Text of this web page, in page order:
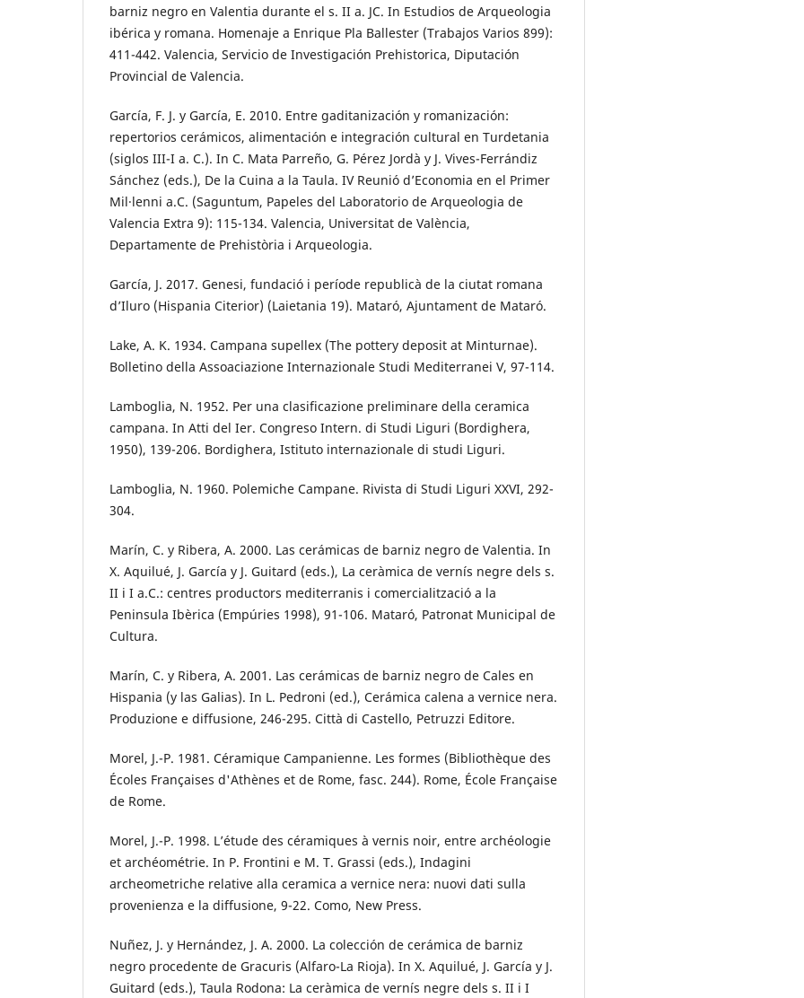
barniz negro en Valentia durante el s. II a. JC. In Estudios de Arqueologia
ibérica y romana. Homenaje a Enrique Pla Ballester (Trabajos Varios 899):
411-442. Valencia, Servicio de Investigación Prehistorica, Diputación
Provincial de Valencia.
García, F. J. y García, E. 2010. Entre gaditanización y romanización:
repertorios cerámicos, alimentación e integración cultural en Turdetania
(siglos III-I a. C.). In C. Mata Parreño, G. Pérez Jordà y J. Vives-Ferrándiz
Sánchez (eds.), De la Cuina a la Taula. IV Reunió d’Economia en el Primer
Mil·lenni a.C. (Saguntum, Papeles del Laboratorio de Arqueologia de
Valencia Extra 9): 115-134. Valencia, Universitat de València,
Departamente de Prehistòria i Arqueologia.
García, J. 2017. Genesi, fundació i període republicà de la ciutat romana
d’Iluro (Hispania Citerior) (Laietania 19). Mataró, Ajuntament de Mataró.
Lake, A. K. 1934. Campana supellex (The pottery deposit at Minturnae).
Bolletino della Assoaciazione Internazionale Studi Mediterranei V, 97-114.
Lamboglia, N. 1952. Per una clasificazione preliminare della ceramica
campana. In Atti del Ier. Congreso Intern. di Studi Liguri (Bordighera,
1950), 139-206. Bordighera, Istituto internazionale di studi Liguri.
Lamboglia, N. 1960. Polemiche Campane. Rivista di Studi Liguri XXVI, 292-
304.
Marín, C. y Ribera, A. 2000. Las cerámicas de barniz negro de Valentia. In
X. Aquilué, J. García y J. Guitard (eds.), La ceràmica de vernís negre dels s.
II i I a.C.: centres productors mediterranis i comercialització a la
Peninsula Ibèrica (Empúries 1998), 91-106. Mataró, Patronat Municipal de
Cultura.
Marín, C. y Ribera, A. 2001. Las cerámicas de barniz negro de Cales en
Hispania (y las Galias). In L. Pedroni (ed.), Cerámica calena a vernice nera.
Produzione e diffusione, 246-295. Città di Castello, Petruzzi Editore.
Morel, J.-P. 1981. Céramique Campanienne. Les formes (Bibliothèque des
Écoles Françaises d'Athènes et de Rome, fasc. 244). Rome, École Française
de Rome.
Morel, J.-P. 1998. L’étude des céramiques à vernis noir, entre archéologie
et archéométrie. In P. Frontini e M. T. Grassi (eds.), Indagini
archeometriche relative alla ceramica a vernice nera: nuovi dati sulla
provenienza e la diffusione, 9-22. Como, New Press.
Nuñez, J. y Hernández, J. A. 2000. La colección de cerámica de barniz
negro procedente de Gracuris (Alfaro-La Rioja). In X. Aquilué, J. García y J.
Guitard (eds.), Taula Rodona: La ceràmica de vernís negre dels s. II i I